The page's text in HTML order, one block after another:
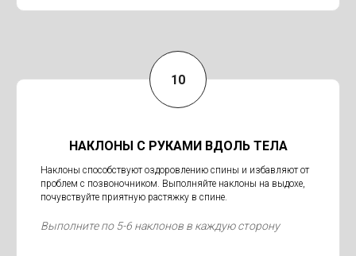
НАКЛОНЫ С РУКАМИ ВДОЛЬ ТЕЛА
Наклоны способствуют оздоровлению спины и избавляют от
проблем с позвоночником. Выполняйте наклоны на выдохе,
почувствуйте приятную растяжку в спине.
Выполните по 5-6 наклонов в каждую сторону